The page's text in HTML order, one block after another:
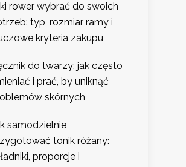
rower wybrać do swoich
typ, rozmiar ramy i
kryteria zakupu
do twarzy: jak często
i prać, by uniknąć
skórnych
samodzielnie
tonik różany:
proporcje i